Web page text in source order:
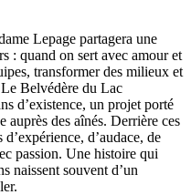
Lepage partagera une
: quand on sert avec amour et
transformer des milieux et
Belvédère du Lac
d’existence, un projet porté
auprès des aînés. Derrière ces
d’audace, de
passion. Une histoire qui
naissent souvent d’un